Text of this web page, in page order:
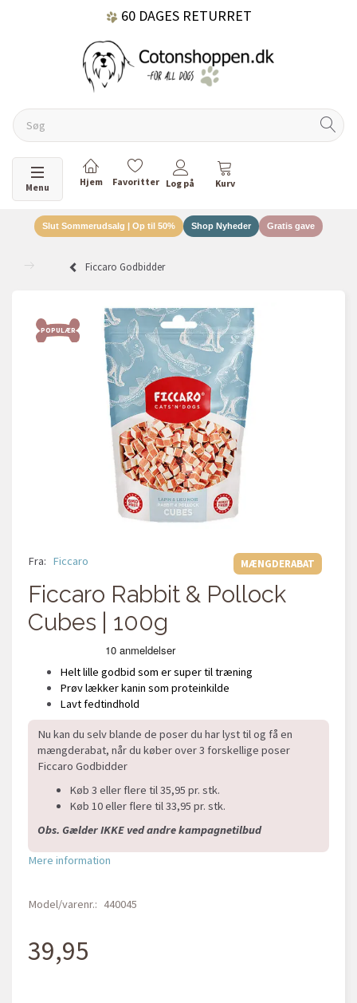
60 DAGES RETURRET
Skifte navigation
Menu
Slut Sommerudsalg | Op til 50% Shop Nyheder Gratis gave
Ficcaro Godbidder
MÆNGDERABAT
POPULÆR
Fra: Ficcaro
Ficcaro Rabbit & Pollock
Cubes | 100g
Helt lille godbid som er super til træning
Prøv lækker kanin som proteinkilde
Lavt fedtindhold
Nu kan du selv blande de poser du har lyst til og få en
mængderabat, når du køber over 3 forskellige poser
Ficcaro Godbidder
Køb 3 eller flere til 35,95 pr. stk.
Køb 10 eller flere til 33,95 pr. stk.
Obs. Gælder IKKE ved andre kampagnetilbud
Mere information
Model/varenr.: 440045
39,95